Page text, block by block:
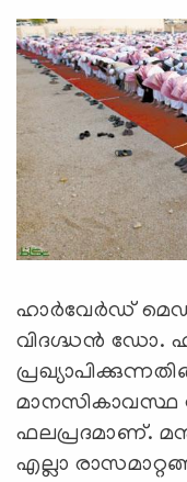
g
a
t
n
ഹാര്‍വേര്‍ഡ്
വിദഗ്ദ്ധന്‍
മാനസികാവസ്ഥ
ഫലപ്രദമാണ്.
എല്ലാ